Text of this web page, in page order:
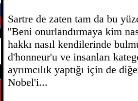
Sartre de zaten tam da bu
''Beni onurlandırmaya kim
hakkı nasıl kendilerinde
d'honneur'u ve insanları
ayrımcılık yaptığı için de
Nobel'i...